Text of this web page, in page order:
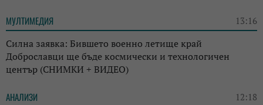
МУЛТИМЕДИЯ 13:16
Силна заявка: Бившето военно летище край
Доброславци ще бъде космически и технологичен
център (СНИМКИ + ВИДЕО)
АНАЛИЗИ 12:18